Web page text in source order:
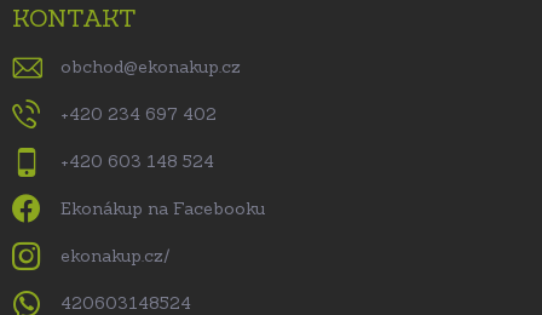
KONTAKT
obchod@ekonakup.cz
+420 234 697 402
+420 603 148 524
Ekonákup na Facebooku
ekonakup.cz/
420603148524